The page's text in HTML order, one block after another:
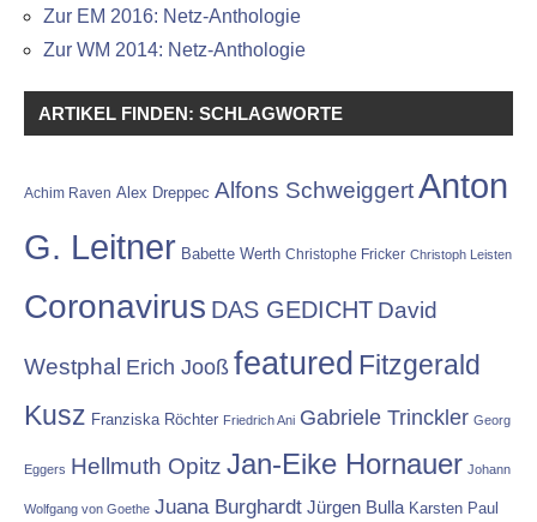
Zur EM 2016: Netz-Anthologie
Zur WM 2014: Netz-Anthologie
ARTIKEL FINDEN: SCHLAGWORTE
Achim Raven Alex Dreppec Alfons SchweiggertAnton
G. Leitner Babette Werth Christophe Fricker Christoph Leisten
Coronavirus DAS GEDICHT David
Westphal Erich Jooß featured Fitzgerald
Kusz Franziska Röchter Friedrich Ani Gabriele Trinckler Georg
Eggers Hellmuth Opitz Jan-Eike Hornauer Johann
Wolfgang von Goethe Juana Burghardt Jürgen Bulla Karsten Paul